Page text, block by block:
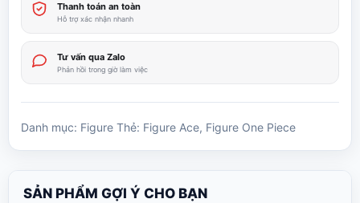
Thanh toán an toàn
Hỗ trợ xác nhận nhanh
Tư vấn qua Zalo
Phản hồi trong giờ làm việc
Danh mục: Figure Thẻ: Figure Ace, Figure One Piece
SẢN PHẨM GỢI Ý CHO BẠN